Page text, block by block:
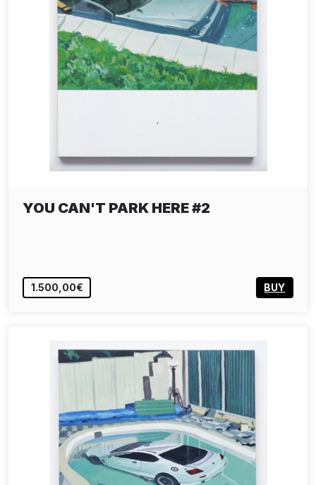
YOU CAN'T PARK HERE #2
1.500,00€ BUY